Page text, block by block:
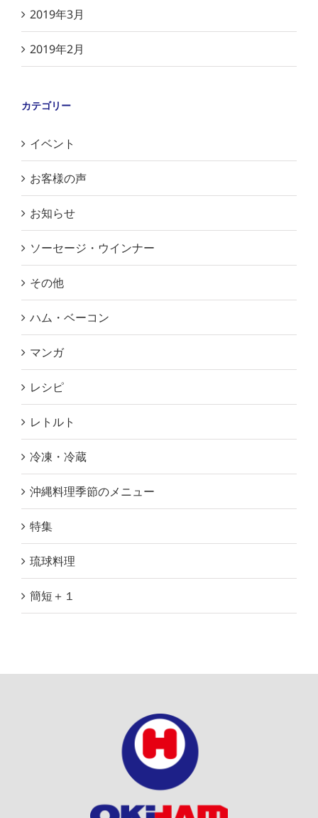
2019年3月
2019年2月
カテゴリー
イベント
お客様の声
お知らせ
ソーセージ・ウインナー
その他
ハム・ベーコン
マンガ
レシピ
レトルト
冷凍・冷蔵
沖縄料理季節のメニュー
特集
琉球料理
簡短＋１